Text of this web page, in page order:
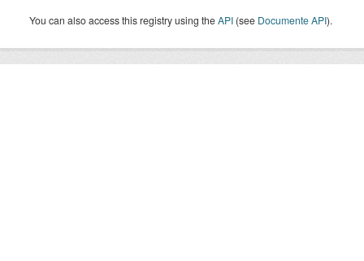
You can also access this registry using theAPI (see Documente API).